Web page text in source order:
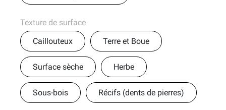
Texture de surface
Caillouteux
Terre et Boue
Surface sèche Herbe
Sous-bois Récifs (dents de pierres)